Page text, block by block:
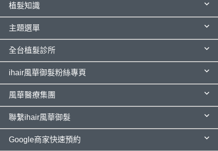
植髮知識
主題選單
全台植髮診所
ihair風華御髮粉絲專頁
風華醫療集團
聯繫ihair風華御髮
Google商家快速預約